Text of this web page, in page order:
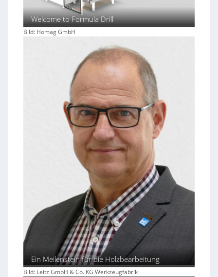
Welcome to Formula Drill
Bild: Homag GmbH
Ein Meilenstein für die Holzbearbeitung
Bild: Leitz GmbH & Co. KG Werkzeugfabrik